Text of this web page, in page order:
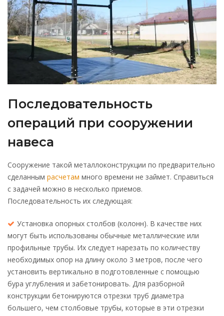
Последовательность
операций при сооружении
навеса
Сооружение такой металлоконструкции по предварительно
сделанным расчетам много времени не займет. Справиться
с задачей можно в несколько приемов.
Последовательность их следующая:
Установка опорных столбов (колонн). В качестве них
могут быть использованы обычные металлические или
профильные трубы. Их следует нарезать по количеству
необходимых опор на длину около 3 метров, после чего
установить вертикально в подготовленные с помощью
бура углубления и забетонировать. Для разборной
конструкции бетонируются отрезки труб диаметра
большего, чем столбовые трубы, которые в эти отрезки